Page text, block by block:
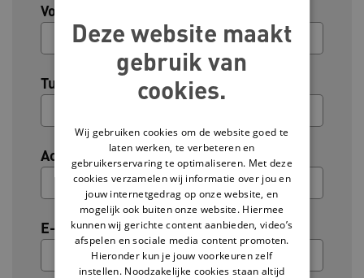
Voornaam
Tussenvoegsel (optioneel)
Achternaam
E-mailadres
Deze website maakt
gebruik van
cookies.
Wij gebruiken cookies om de website goed te
laten werken, te verbeteren en
gebruikerservaring te optimaliseren. Met deze
cookies verzamelen wij informatie over jou en
jouw internetgedrag op onze website, en
mogelijk ook buiten onze website. Hiermee
kunnen wij gerichte content aanbieden, video’s
afspelen en sociale media content promoten.
Hieronder kun je jouw voorkeuren zelf
instellen. Noodzakelijke cookies staan altijd